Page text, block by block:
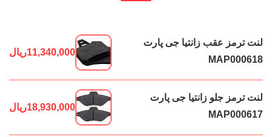
لنت ترمز عقب زانتیا جی پارت
MAP000618
11,340,000ریال
لنت ترمز جلو زانتیا جی پارت
MAP000617
18,930,000ریال